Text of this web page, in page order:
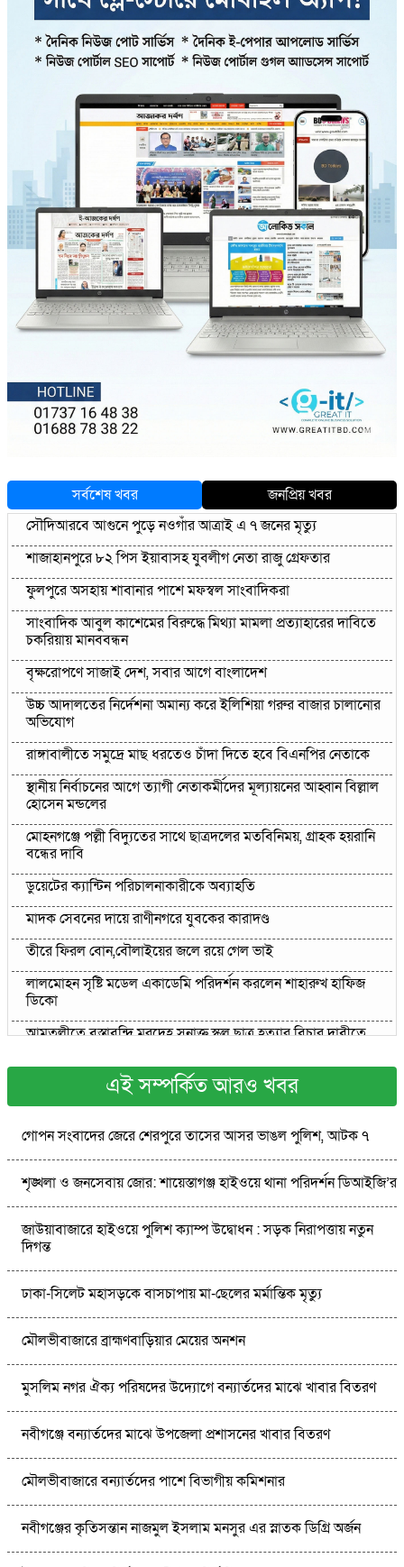
সর্বশেষ খবর
জনপ্রিয় খবর
সৌদিআরবে আগুনে পুড়ে নওগাঁর আত্রাই এ ৭ জনের মৃত্যু
শাজাহানপুরে ৮২ পিস ইয়াবাসহ যুবলীগ নেতা রাজু গ্রেফতার
ফুলপুরে অসহায় শাবানার পাশে মফস্বল সাংবাদিকরা
সাংবাদিক আবুল কাশেমের বিরুদ্ধে মিথ্যা মামলা প্রত্যাহারের দাবিতে
চকরিয়ায় মানববন্ধন
বৃক্ষরোপণে সাজাই দেশ, সবার আগে বাংলাদেশ
উচ্চ আদালতের নির্দেশনা অমান্য করে ইলিশিয়া গরুর বাজার চালানোর
অভিযোগ
রাঙ্গাবালী‌তে সমু‌দ্রে মাছ ধরতেও চাঁদা দি‌তে হ‌বে বিএনপির নেতাকে
স্থানীয় নির্বাচনের আগে ত্যাগী নেতাকর্মীদের মূল্যায়নের আহ্বান বিল্লাল
হোসেন মন্ডলের
মোহনগঞ্জে পল্লী বিদ্যুতের সাথে ছাত্রদলের মতবিনিময়, গ্রাহক হয়রানি
বন্ধের দাবি
ডুয়েটের ক্যান্টিন পরিচালনাকারীকে অব্যাহতি
মাদক সেবনের দায়ে রাণীনগরে যুবকের কারাদণ্ড
তীরে ফিরল বোন,বৌলাইয়ের জলে রয়ে গেল ভাই
লালমোহন সৃষ্টি মডেল একাডেমি পরিদর্শন করলেন শাহারুখ হাফিজ
ডিকো
আমতলীতে বস্তাবন্দি মরদেহ সনাক্ত,স্কুল ছাত্র হত্যার বিচার দাবীতে
শ্রীপুরের শান্তি-শৃঙ্খলা রক্ষায় ভিলেজ ডিফেন্স পার্টি গঠন ও উদ্বোধন
এই সম্পর্কিত আরও খবর
গোপন সংবাদের জেরে শেরপুরে তাসের আসর ভাঙল পুলিশ, আটক ৭
শৃঙ্খলা ও জনসেবায় জোর: শায়েস্তাগঞ্জ হাইওয়ে থানা পরিদর্শন ডিআইজি’র
জাউয়াবাজারে হাইওয়ে পুলিশ ক্যাম্প উদ্বোধন : সড়ক নিরাপত্তায় নতুন
দিগন্ত
ঢাকা-সিলেট মহাসড়কে বাসচাপায় মা-ছেলের মর্মান্তিক মৃত্যু
মৌলভীবাজারে ব্রাহ্মণবাড়িয়ার মেয়ের অনশন
মুসলিম নগর ঐক্য পরিষদের উদ্যোগে বন্যার্তদের মাঝে খাবার বিতরণ
নবীগঞ্জে বন্যার্তদের মাঝে উপজেলা প্রশাসনের খাবার বিতরণ
মৌলভীবাজারে বন্যার্তদের পাশে বিভাগীয় কমিশনার
নবীগঞ্জের কৃতিসন্তান নাজমুল ইসলাম মনসুর এর স্নাতক ডিগ্রি অর্জন